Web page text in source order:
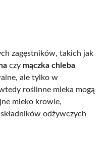
zagęstników, takich jak
czy mączka chleba
ale tylko w
roślinne mleka mogą
mleko krowie,
odżywczych